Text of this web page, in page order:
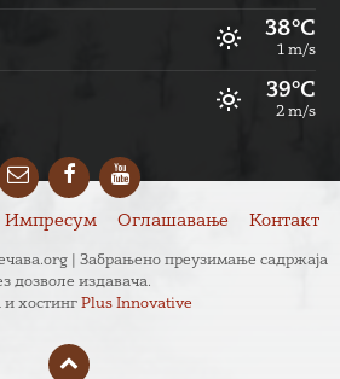
38°C
1 m/s
39°C
2 m/s
EmailFacebookYouTube
Импресум Оглашавање Контакт
| Забрањено преузимање садржаја
дозволе издавача.
и хостинг Plus Innovative